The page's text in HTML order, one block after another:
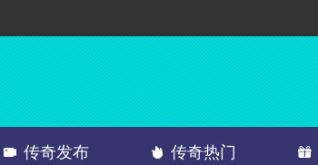
传奇发布 传奇热门